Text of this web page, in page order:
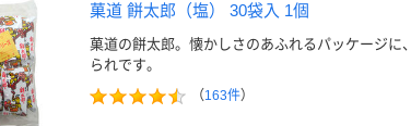
菓道 餅太郎（塩） 30袋入 1個
菓道の餅太郎。懐かしさのあふれるパッケージに
られです。
（163件）